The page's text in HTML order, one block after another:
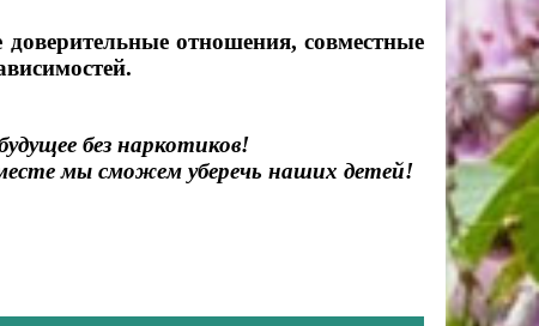
отношения, совместные
без наркотиков!
мы сможем уберечь наших детей!